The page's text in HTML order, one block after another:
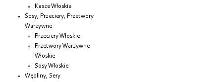
Kasze Włoskie
Sosy, Przeciery, Przetwory
Warzywne
Przeciery Włoskie
Przetwory Warzywne
Włoskie
Sosy Włoskie
Wędliny, Sery